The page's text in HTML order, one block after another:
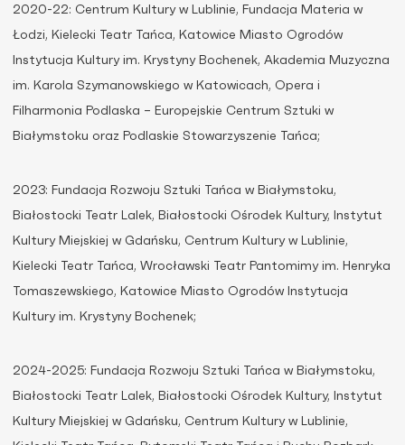
2020-22: Centrum Kultury w Lublinie, Fundacja Materia w
Łodzi, Kielecki Teatr Tańca, Katowice Miasto Ogrodów
Instytucja Kultury im. Krystyny Bochenek, Akademia Muzyczna
im. Karola Szymanowskiego w Katowicach, Opera i
Filharmonia Podlaska – Europejskie Centrum Sztuki w
Białymstoku oraz Podlaskie Stowarzyszenie Tańca;
2023: Fundacja Rozwoju Sztuki Tańca w Białymstoku,
Białostocki Teatr Lalek, Białostocki Ośrodek Kultury, Instytut
Kultury Miejskiej w Gdańsku, Centrum Kultury w Lublinie,
Kielecki Teatr Tańca, Wrocławski Teatr Pantomimy im. Henryka
Tomaszewskiego, Katowice Miasto Ogrodów Instytucja
Kultury im. Krystyny Bochenek;
2024-2025: Fundacja Rozwoju Sztuki Tańca w Białymstoku,
Białostocki Teatr Lalek, Białostocki Ośrodek Kultury, Instytut
Kultury Miejskiej w Gdańsku, Centrum Kultury w Lublinie,